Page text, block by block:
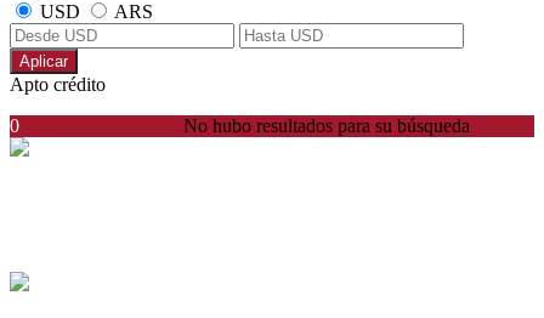
USD
ARS
Aplicar
Apto crédito
No hubo resultados para su búsqueda
0